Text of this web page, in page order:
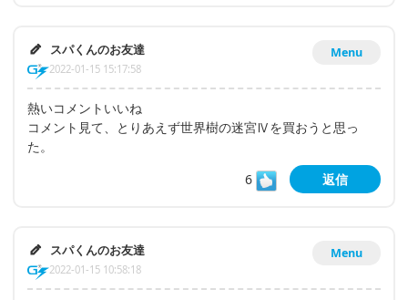
Menu
スパくんのお友達
2022-01-15 15:17:58
熱いコメントいいね
コメント見て、とりあえず世界樹の迷宮Ⅳを買おうと思っ
た。
6
返信
Menu
スパくんのお友達
2022-01-15 10:58:18